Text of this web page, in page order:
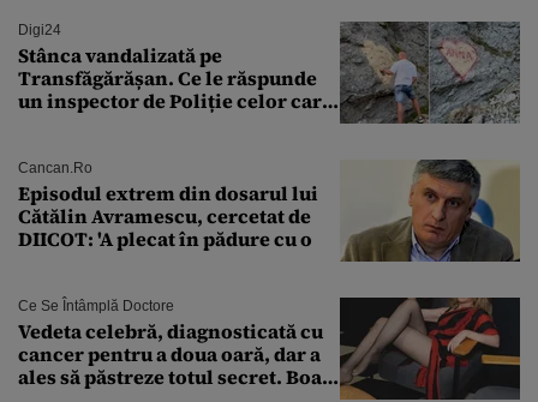
Digi24
Stânca vandalizată pe
Transfăgărășan. Ce le răspunde
un inspector de Poliție celor care
Cancan.ro
Episodul extrem din dosarul lui
Cătălin Avramescu, cercetat de
DIICOT: 'A plecat în pădure cu o
Ce Se Întâmplă Doctore
Vedeta celebră, diagnosticată cu
cancer pentru a doua oară, dar a
ales să păstreze totul secret. Boala